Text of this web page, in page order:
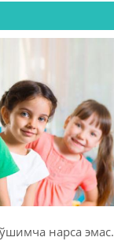
нарса эмас.